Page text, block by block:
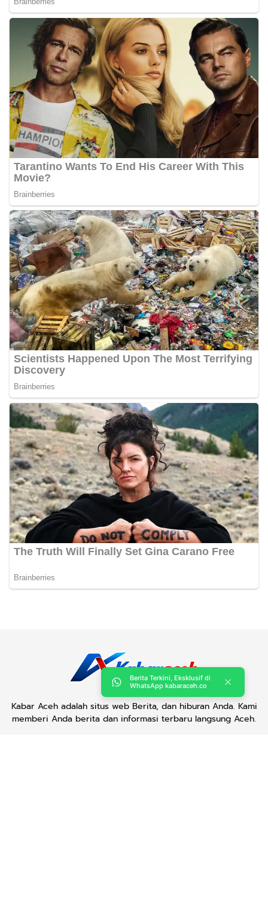
Kabar Aceh adalah situs web Berita, dan hiburan Anda. Kami
memberi Anda berita dan informasi terbaru langsung Aceh.
Berita Terkini, Eksklusif di
WhatsApp kabaraceh.co